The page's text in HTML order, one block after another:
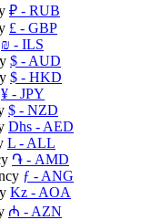
₽ - RUB
£ - GBP
₪ - ILS
$ - AUD
$ - HKD
¥ - JPY
$ - NZD
Dhs - AED
L - ALL
֏ - AMD
ƒ - ANG
Kz - AOA
₼ - AZN